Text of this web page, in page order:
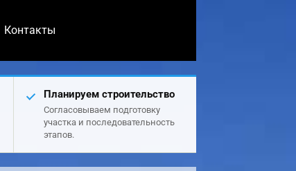
Контакты
Планируем строительство
Согласовываем подготовку
участка и последовательность
этапов.